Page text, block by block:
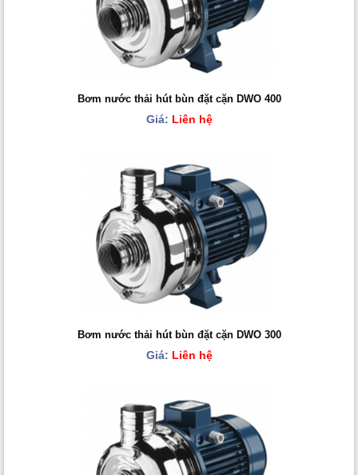
Bơm nước thải hút bùn đặt cặn DWO 400
Giá: Liên hệ
Bơm nước thải hút bùn đặt cặn DWO 300
Giá: Liên hệ